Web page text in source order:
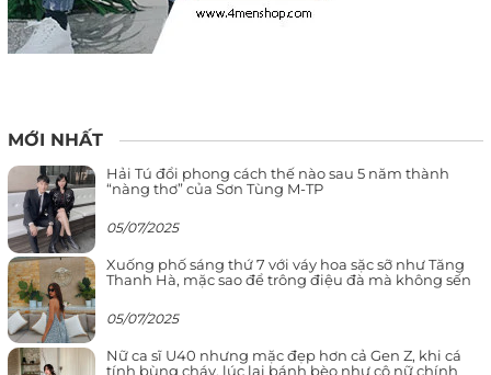
MỚI NHẤT
Hải Tú đổi phong cách thế nào sau 5 năm thành
“nàng thơ” của Sơn Tùng M-TP
05/07/2025
Xuống phố sáng thứ 7 với váy hoa sặc sỡ như Tăng
Thanh Hà, mặc sao để trông điệu đà mà không sến
05/07/2025
Nữ ca sĩ U40 nhưng mặc đẹp hơn cả Gen Z, khi cá
tính bùng cháy, lúc lại bánh bèo như cô nữ chính